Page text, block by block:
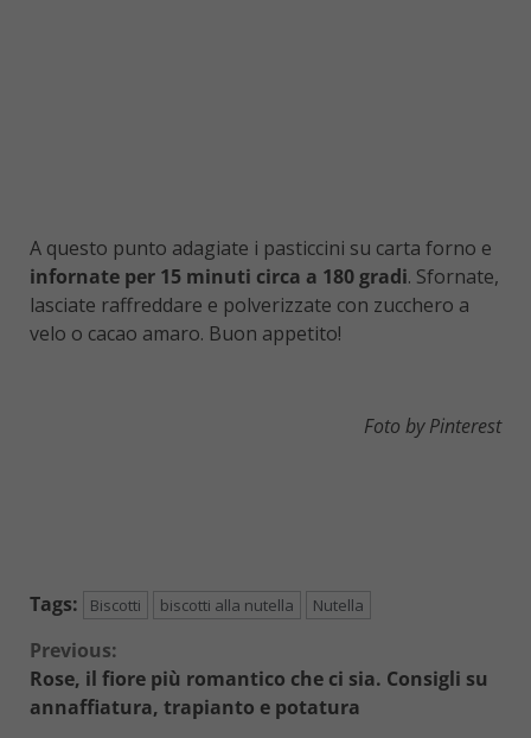
A questo punto adagiate i pasticcini su carta forno e
infornate per 15 minuti circa a 180 gradi. Sfornate,
lasciate raffreddare e polverizzate con zucchero a
velo o cacao amaro. Buon appetito!
Foto by Pinterest
Tags: Biscotti biscotti alla nutella Nutella
Continue
Reading
Previous:
Rose, il fiore più romantico che ci sia. Consigli su
annaffiatura, trapianto e potatura